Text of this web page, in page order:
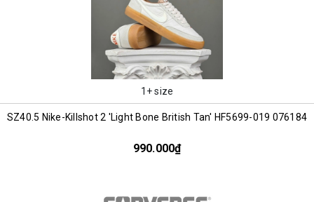
1+ size
SZ40.5 Nike-Killshot 2 'Light Bone British Tan' HF5699-019 076184
990.000₫